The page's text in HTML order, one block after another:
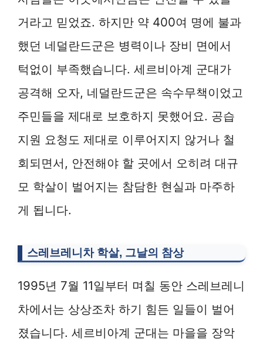
거라고 믿었죠. 하지만 약 400여 명에 불과
했던 네덜란드군은 병력이나 장비 면에서
턱없이 부족했습니다. 세르비아계 군대가
공격해 오자, 네덜란드군은 속수무책이었고
주민들을 제대로 보호하지 못했어요. 공습
지원 요청도 제대로 이루어지지 않거나 철
회되면서, 안전해야 할 곳에서 오히려 대규
모 학살이 벌어지는 참담한 현실과 마주하
게 됩니다.
스레브레니차 학살, 그날의 참상
1995년 7월 11일부터 며칠 동안 스레브레니
차에서는 상상조차 하기 힘든 일들이 벌어
졌습니다. 세르비아계 군대는 마을을 장악